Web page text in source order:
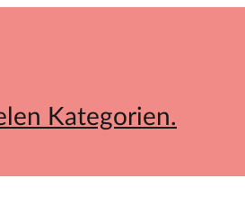
Kategorien.